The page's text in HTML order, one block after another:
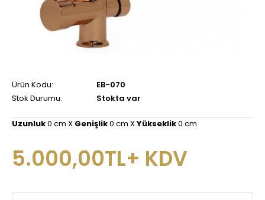
Ürün Kodu:
EB-070
Stok Durumu:
Stokta var
Uzunluk0 cm X Genişlik0 cm XYükseklik0 cm
5.000,00TL+ KDV